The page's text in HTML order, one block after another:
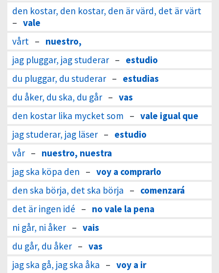
den kostar, den kostar, den är värd, det är värt
– vale
vårt – nuestro,
jag pluggar, jag studerar – estudio
du pluggar, du studerar – estudias
du åker, du ska, du går – vas
den kostar lika mycket som – vale igual que
jag studerar, jag läser – estudio
vår – nuestro, nuestra
jag ska köpa den – voy a comprarlo
den ska börja, det ska börja – comenzará
det är ingen idé – no vale la pena
ni går, ni åker – vais
du går, du åker – vas
jag ska gå, jag ska åka – voy a ir